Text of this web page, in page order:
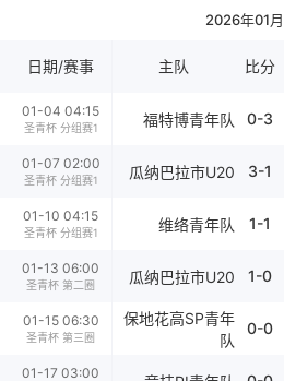
2026年01月
日期/赛事 主队 比分
01-04 04:15
圣青杯 分组赛1 福特博青年队 0-3
01-07 02:00
圣青杯 分组赛1 瓜纳巴拉市U20 3-1
01-10 04:15
圣青杯 分组赛1 维络青年队 1-1
01-13 06:00
圣青杯 第二圈 瓜纳巴拉市U20 1-0
01-15 06:30
圣青杯 第三圈
保地花高SP青年
队
0-0
01-17 03:00